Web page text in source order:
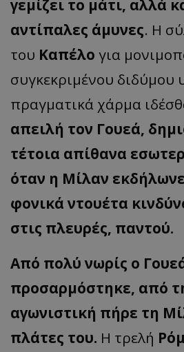
γεμίζει το μάτι, αλλά
αντίπαλες άμυνες. Η
του Καπέλο για
συγκεκριμένου διδύμου
πραγματικά χάρμα
απειλή τον Γουεά,
τέτοια απίθανα
όταν η Μίλαν εκδήλωνε
φονικά ντουέτα
στις πλευρές, παντού.
Από πολύ νωρίς ο
προσαρμόστηκε, από
αγωνιστική πήρε τη
πλάτες του. Η τρελή